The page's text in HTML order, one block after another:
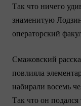
Так что ничего
знаменитую
операторский
Смажовский
повлияла
набирали восемь
Так что он